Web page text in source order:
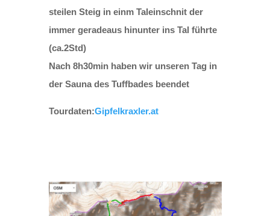
steilen Steig in einm Taleinschnit der
immer geradeaus hinunter ins Tal führte
(ca.2Std)
Nach 8h30min haben wir unseren Tag in
der Sauna des Tuffbades beendet
Tourdaten:Gipfelkraxler.at